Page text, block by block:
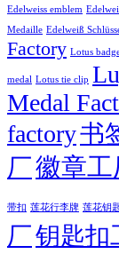
Edelweiss emblem
Medaille Edelweiß
Factory Lotus
medal Lotus tie clip
Medal
factory书
厂徽章工
带扣 莲花行李牌 莲花钥
厂钥匙扣